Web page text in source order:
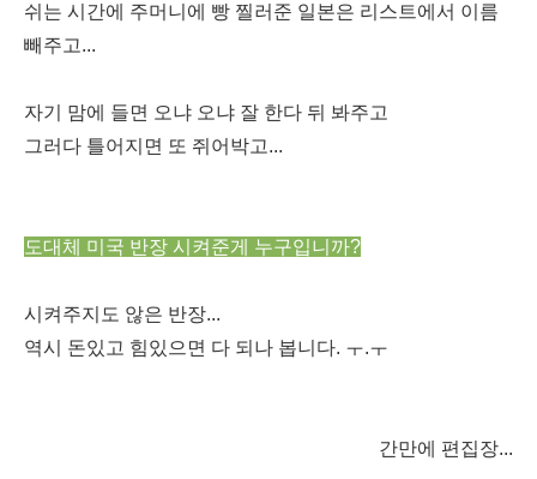
쉬는 시간에 주머니에 빵 찔러준 일본은 리스트에서 이름
빼주고...
자기 맘에 들면 오냐 오냐 잘 한다 뒤 봐주고
그러다 틀어지면 또 쥐어박고...
도대체 미국 반장 시켜준게 누구입니까?
시켜주지도 않은 반장...
역시 돈있고 힘있으면 다 되나 봅니다. ㅜ.ㅜ
간만에 편집장...